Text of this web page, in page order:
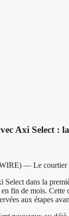
Axi Select :
— Le courtier
dans la
fin de mois.
aux étapes